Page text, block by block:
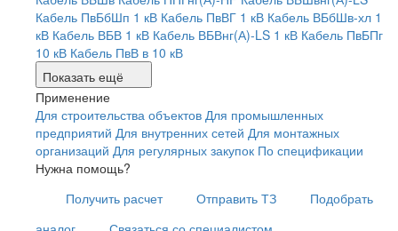
Кабель ПвБбШп 1 кВ Кабель ПвВГ 1 кВ Кабель ВБбШв-хл 1
кВ Кабель ВБВ 1 кВ Кабель ВБВнг(А)-LS 1 кВ Кабель ПвБПг
10 кВ Кабель ПвВ в 10 кВ
Показать ещё
Применение
Для строительства объектов Для промышленных
предприятий Для внутренних сетей Для монтажных
организаций Для регулярных закупок По спецификации
Нужна помощь?
Получить расчет
Отправить ТЗ
Подобрать